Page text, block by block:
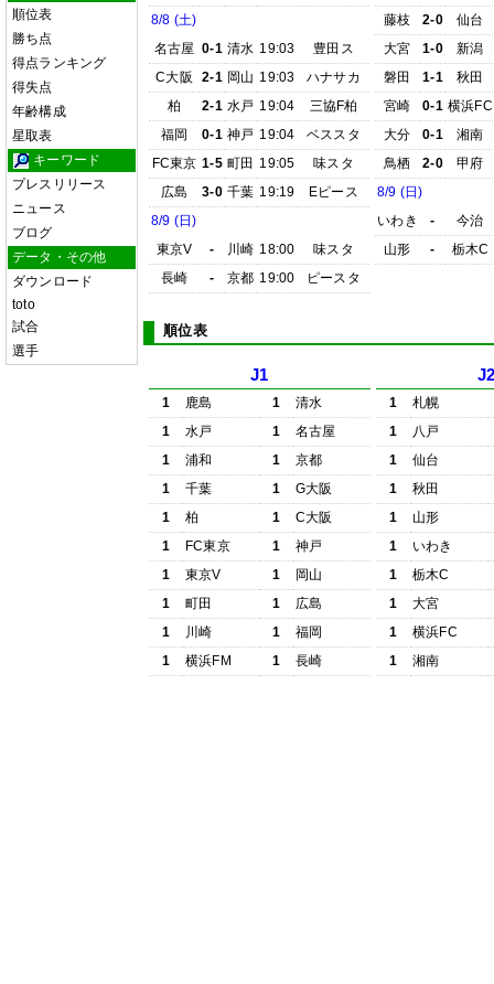
順位表
勝ち点
得点ランキング
得失点
年齢構成
星取表
キーワード
プレスリリース
ニュース
ブログ
データ・その他
ダウンロード
toto
試合
選手
8/8 (土)
名古屋 0-1 清水 19:03
豊田ス
C大阪
2-1 岡山 19:03
ハナサカ
柏
2-1 水戸 19:04
三協F柏
福岡
0-1 神戸 19:04
ベススタ
FC東京 1-5 町田 19:05
味スタ
広島
3-0 千葉 19:19
Eピース
8/9 (日)
東京V
- 川崎 18:00
味スタ
長崎
- 京都 19:00 ピースタ
藤枝
2-0
仙台
大宮
1-0
新潟
磐田
1-1
秋田
宮崎
0-1 横浜FC
大分
0-1
湘南
鳥栖
2-0
甲府
8/9 (日)
いわき
-
今治
山形
- 栃木C
順位表
J1
1 鹿島 1
清水
1
水戸 1
名古屋
1
浦和 1
京都
1
千葉 1
G大阪
1
柏 1
C大阪
1
FC東京 1
神戸
1
東京V 1
岡山
1
町田 1
広島
1
川崎 1
福岡
1
横浜FM 1 長崎
1
札幌
1
八戸
1
仙台
1
秋田
1
山形
1
いわき
1
栃木C
1
大宮
1
横浜FC
1
湘南